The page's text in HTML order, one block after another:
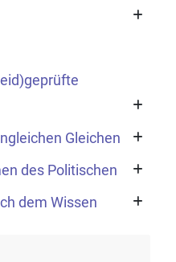
Gleichen
des Politischen
dem Wissen